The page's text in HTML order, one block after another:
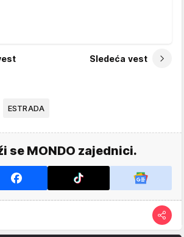
Sledeća vest
ESTRADA
se MONDO zajednici.